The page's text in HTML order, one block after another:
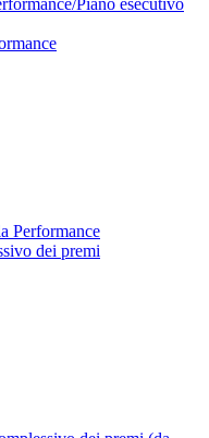
Piano esecutivo
Performance
dei premi